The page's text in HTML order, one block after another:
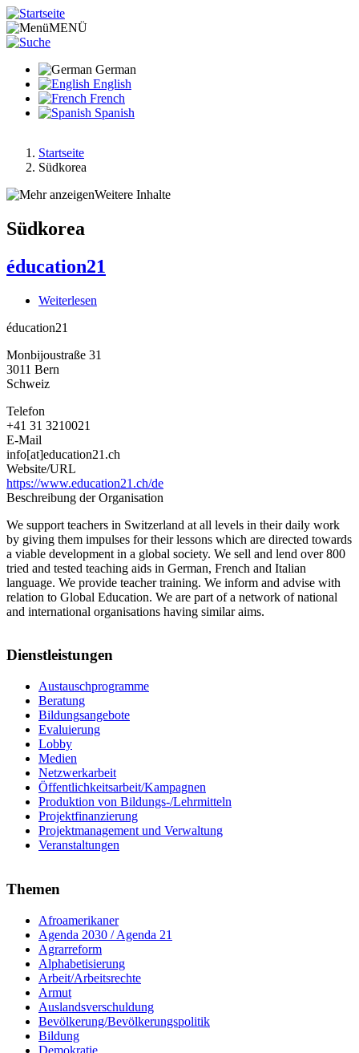
Direkt
zum
Inhalt
MENÜ
German
English
French
Spanish
Pfadnavigation
Startseite
Südkorea
Weitere Inhalte
Südkorea
éducation21
Weiterlesen
éducation21
Monbijoustraße 31
3011 Bern
Schweiz
Telefon
+41 31 3210021
E-Mail
info[at]education21.ch
Website/URL
https://www.education21.ch/de
Beschreibung der Organisation
We support teachers in Switzerland at all levels in their daily work
by giving them impulses for their lessons which are directed towards
a viable development in a global society. We sell and lend over 800
tried and tested teaching aids in German, French and Italian
language. We provide teacher training. We inform and advise with
relation to Global Education. We are part of a network of national
and international organisations having similar aims.
Dienstleistungen
Austauschprogramme
Beratung
Bildungsangebote
Evaluierung
Lobby
Medien
Netzwerkarbeit
Öffentlichkeitsarbeit/Kampagnen
Produktion von Bildungs-/Lehrmitteln
Projektfinanzierung
Projektmanagement und Verwaltung
Veranstaltungen
Themen
Afroamerikaner
Agenda 2030 / Agenda 21
Agrarreform
Alphabetisierung
Arbeit/Arbeitsrechte
Armut
Auslandsverschuldung
Bevölkerung/Bevölkerungspolitik
Bildung
Demokratie